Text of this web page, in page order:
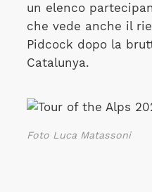
un elenco
che vede anche il
Pidcock dopo la
Catalunya.
Foto Luca Matassoni